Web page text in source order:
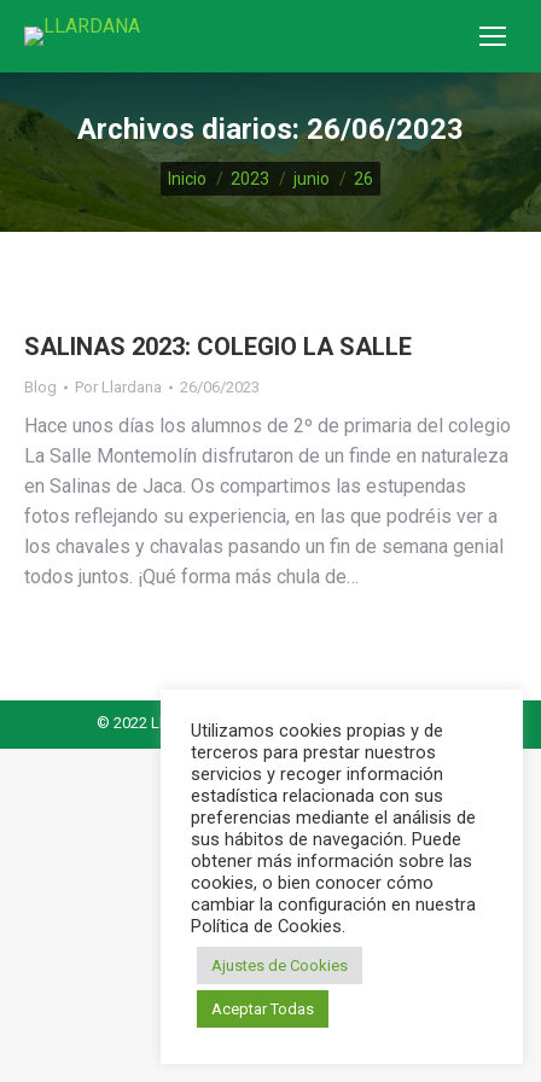
Archivos diarios:26/06/2023
Estás aquí:
Inicio 2023 junio 26
SALINAS 2023: COLEGIO LA SALLE
Blog Por Llardana 26/06/2023
Hace unos días los alumnos de 2º de primaria del colegio
La Salle Montemolín disfrutaron de un finde en naturaleza
en Salinas de Jaca. Os compartimos las estupendas
fotos reflejando su experiencia, en las que podréis ver a
los chavales y chavalas pasando un fin de semana genial
todos juntos. ¡Qué forma más chula de…
© 2022 Llardana. Todos los derechos reservados.
Utilizamos cookies propias y de
terceros para prestar nuestros
servicios y recoger información
estadística relacionada con sus
preferencias mediante el análisis de
sus hábitos de navegación. Puede
obtener más información sobre las
cookies, o bien conocer cómo
cambiar la configuración en nuestra
Política de Cookies.
Ajustes de Cookies
Aceptar Todas